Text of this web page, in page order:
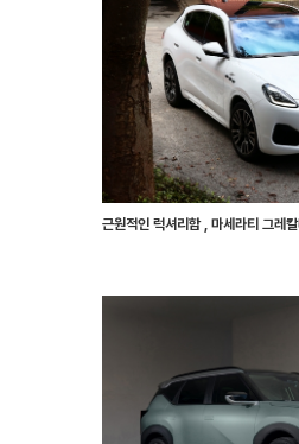
근원적인 럭셔리함 , 마세라티 그레